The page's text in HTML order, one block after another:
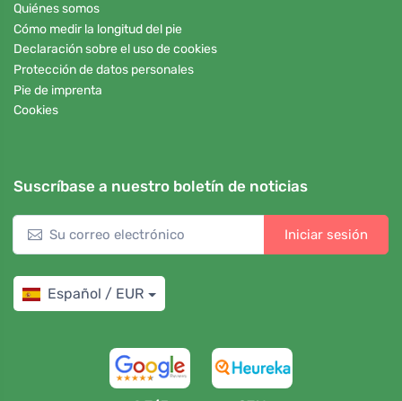
Quiénes somos
Cómo medir la longitud del pie
Declaración sobre el uso de cookies
Protección de datos personales
Pie de imprenta
Cookies
Suscríbase a nuestro boletín de noticias
Iniciar sesión
Español / EUR